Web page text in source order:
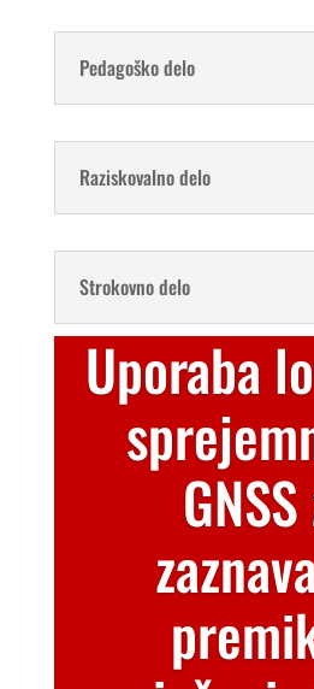
Pedagoško delo
Raziskovalno delo
Strokovno delo
Uporaba